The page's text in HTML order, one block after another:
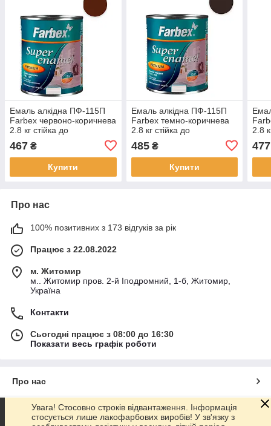
Емаль алкідна ПФ-115П
Farbex червоно-коричнева
2.8 кг стійка до
атмосферних впливів та
змін температур високий
ступінь блиску
467 ₴
Купити
Емаль алкідна ПФ-115П
Farbex темно-коричнева
2.8 кг стійка до
атмосферних впливів та
змін температур високий
ступінь блиску
485₴
Купити
2.8
477
Про нас
100% позитивних з 173 відгуків за рік
Працює з 22.08.2022
м. Житомир
м.. Житомир пров. 2-й Іподромний, 1-б, Житомир,
Україна
Контакти
Сьогодні працює з 08:00 до 16:30
Показати весь графік роботи
Про нас
Контакти
Увага! Стосовно строків відвантаження. Інформація
стосується лише лакофарбових виробів! У зв'язку з